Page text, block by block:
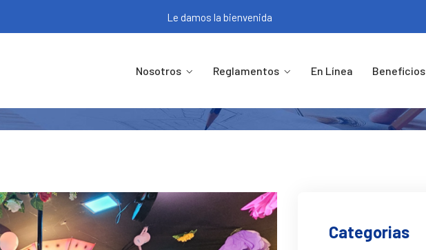
Le damos la bienvenida
Nosotros Reglamentos En Línea Beneficios
APESPOL Rinde Homenaje A Las Madres En Su Día
Categorias